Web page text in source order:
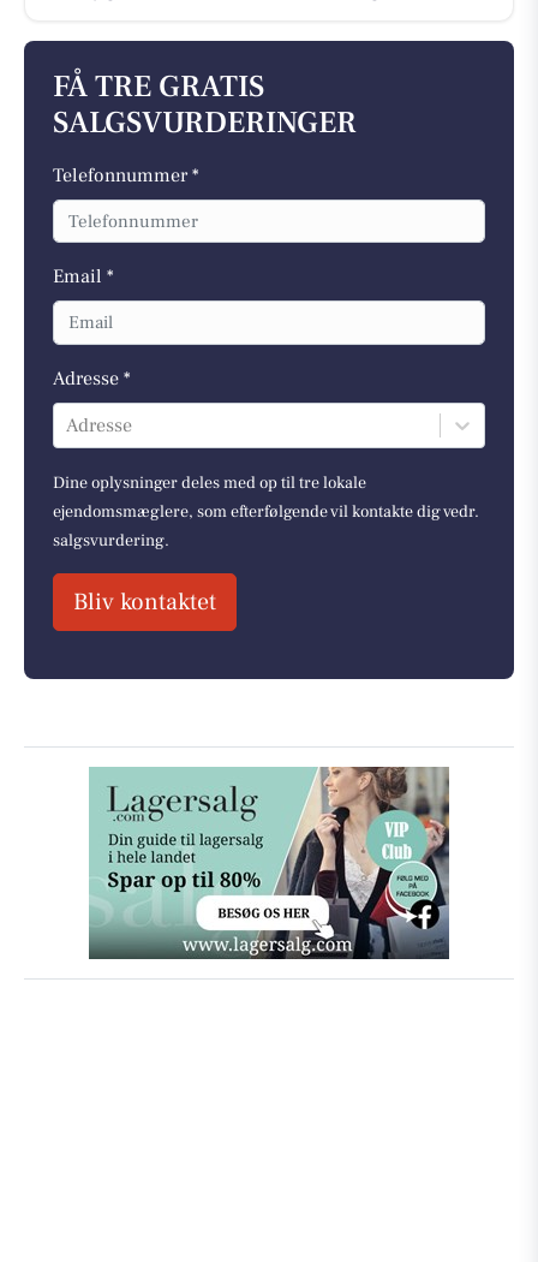
FÅ TRE GRATIS
SALGSVURDERINGER
Telefonnummer *
Email *
Adresse *
Adresse
Dine oplysninger deles med op til tre lokale
ejendomsmæglere, som efterfølgende vil kontakte dig vedr.
salgsvurdering.
Bliv kontaktet